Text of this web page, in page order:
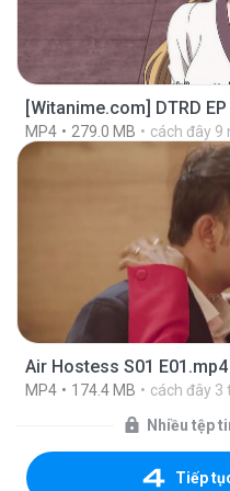
[Witanime.com] DTRD
MP4 279.0 MB cách đây 9
Air Hostess S01 E01.mp4
MP4 174.4 MB cách đây 3
Nhiều tệp
Tiếp